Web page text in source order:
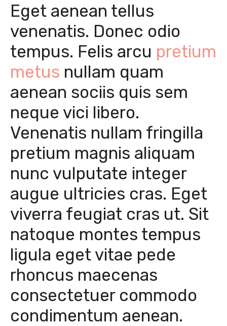
Eget aenean tellus
venenatis. Donec odio
tempus. Felis arcu pretium
metus nullam quam
aenean sociis quis sem
neque vici libero.
Venenatis nullam fringilla
pretium magnis aliquam
nunc vulputate integer
augue ultricies cras. Eget
viverra feugiat cras ut. Sit
natoque montes tempus
ligula eget vitae pede
rhoncus maecenas
consectetuer commodo
condimentum aenean.